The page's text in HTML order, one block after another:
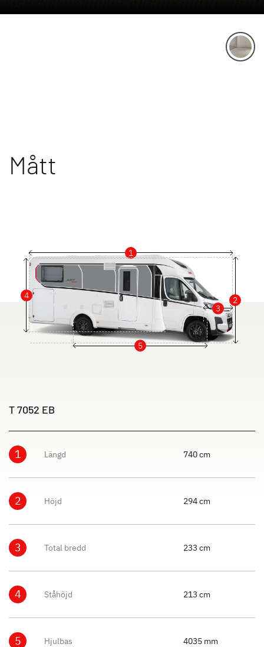
Mått
1
2
3
4
5
T 7052 EB
1 Längd 740 cm
2 Höjd 294 cm
3 Total bredd 233 cm
4 Ståhöjd 213 cm
5 Hjulbas 4035 mm